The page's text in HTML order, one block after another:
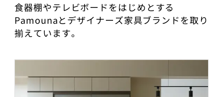
食器棚やテレビボードをはじめとする
Pamounaとデザイナーズ家具ブランドを取り
揃えています。